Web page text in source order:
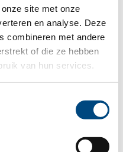
site met onze
en analyse. Deze
combineren met andere
of die ze hebben
van hun services.
(deels),
Twello, Wilp, Wilp-